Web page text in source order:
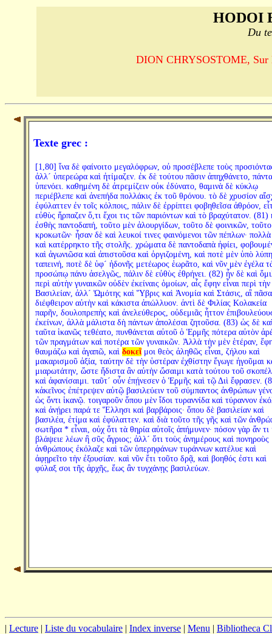
HODOI
Du
DION CHRYSOSTOME, Sur
Texte grec :
[1,80] ἵνα δὲ φαίνοιτο μεγαλόφρων, οὐ προσέβλεπε τοὺς
ἀλλ´ ὑπερεώρα καὶ ἠτίμαζεν. ἐκ δὲ τούτου πᾶσιν ἀπηχθάνετο,
ὑπενόει. καθημένη δὲ ἀτρεμίζειν οὐκ ἐδύνατο, θαμινὰ δὲ κύκλῳ
περιέβλεπε καὶ ἀνεπήδα πολλάκις ἐκ τοῦ θρόνου. τὸ δὲ χρυσίον
ἐφύλαττεν ἐν τοῖς κόλποις, πάλιν δὲ ἐρρίπτει φοβηθεῖσα ἀθρόον,
εὐθὺς ἥρπαζεν ὅ,τι ἔχοι τις τῶν παριόντων καὶ τὸ βραχύτατον. (81)
ἐσθὴς παντοδαπή, τοῦτο μὲν ἁλουργίδων, τοῦτο δὲ φοινικῶν,
κροκωτῶν· ἦσαν δὲ καὶ λευκοί τινες φαινόμενοι τῶν πέπλων·
καὶ κατέρρηκτο τῆς στολῆς. χρώματα δὲ παντοδαπὰ ἠφίει,
καὶ ἀγωνιῶσα καὶ ἀπιστοῦσα καὶ ὀργιζομένη, καὶ ποτὲ μὲν ὑπὸ
ταπεινή, ποτὲ δὲ ὑφ´ ἡδονῆς μετέωρος ἑωρᾶτο, καὶ νῦν μὲν ἐγέλα
προσώπῳ πάνυ ἀσελγῶς, πάλιν δὲ εὐθὺς ἐθρήνει. (82) ἦν δὲ καὶ
περὶ αὐτὴν γυναικῶν οὐδὲν ἐκείναις ὁμοίων, αἷς ἔφην εἶναι περὶ τὴν
Βασιλείαν, ἀλλ´ Ὠμότης καὶ Ὕβρις καὶ Ἀνομία καὶ Στάσις, αἳ
διέφθειρον αὐτὴν καὶ κάκιστα ἀπώλλυον. ἀντὶ δὲ Φιλίας Κολακεία
παρῆν, δουλοπρεπὴς καὶ ἀνελεύθερος, οὐδεμιᾶς ἧττον
ἐκείνων, ἀλλὰ μάλιστα δὴ πάντων ἀπολέσαι ζητοῦσα. (83) ὡς δὲ
ταῦτα ἱκανῶς τεθέατο, πυνθάνεται αὐτοῦ ὁ Ἑρμῆς πότερα αὐτὸν
τῶν πραγμάτων καὶ ποτέρα τῶν γυναικῶν. Ἀλλὰ τὴν μὲν ἑτέραν,
θαυμάζω καὶ ἀγαπῶ, καὶ δοκεῖμοι θεὸς ἀληθῶς εἶναι, ζήλου καὶ
μακαρισμοῦ ἀξία, ταύτην δὲ τὴν ὑστέραν ἐχθίστην ἔγωγε ἡγοῦμαι
μιαρωτάτην, ὥστε ἥδιστα ἂν αὐτὴν ὤσαιμι κατὰ τούτου τοῦ
καὶ ἀφανίσαιμι. ταῦτ´ οὖν ἐπῄνεσεν ὁ Ἑρμῆς καὶ τῷ Διὶ ἔφρασεν.
κἀκεῖνος ἐπέτρεψεν αὐτῷ βασιλεύειν τοῦ σύμπαντος ἀνθρώπων
ὡς ὄντι ἱκανῷ. τοιγαροῦν ὅπου μὲν ἴδοι τυραννίδα καὶ τύραννον
καὶ ἀνῄρει παρά τε Ἕλλησι καὶ βαρβάροις· ὅπου δὲ βασιλείαν καὶ
βασιλέα, ἐτίμα καὶ ἐφύλαττεν. καὶ διὰ τοῦτο τῆς γῆς καὶ τῶν
σωτῆρα * εἶναι, οὐχ ὅτι τὰ θηρία αὐτοῖς ἀπήμυνεν· πόσον γὰρ ἄν τι
βλάψειε λέων ἢ σῦς ἄγριος; ἀλλ´ ὅτι τοὺς ἀνημέρους καὶ πονηροὺς
ἀνθρώπους ἐκόλαζε καὶ τῶν ὑπερηφάνων τυράννων κατέλυε καὶ
ἀφῃρεῖτο τὴν ἐξουσίαν. καὶ νῦν ἔτι τοῦτο δρᾷ, καὶ βοηθός ἐστι καὶ
φύλαξ σοι τῆς ἀρχῆς, ἕως ἂν τυγχάνῃς βασιλεύων.
| Lecture | Liste du vocabulaire | Index inverse | Menu | Bibliotheca